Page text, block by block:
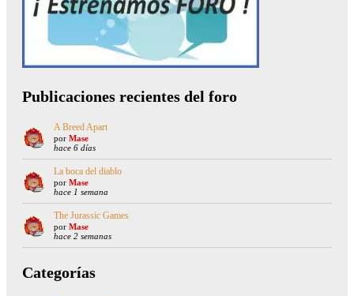
Publicaciones recientes del foro
A Breed Apart
por Mase
hace 6 días
La boca del diablo
por Mase
hace 1 semana
The Jurassic Games
por Mase
hace 2 semanas
Categorías